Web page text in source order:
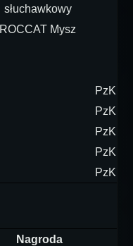
słuchawkowy
ROCCAT Mysz
Nagroda